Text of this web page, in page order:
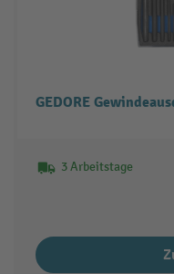
GEDORE
3 Arbeitstage